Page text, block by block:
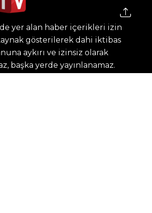
yer alan haber içerikleri izin
gösterilerek dahi iktibas
aykırı ve izinsiz olarak
başka yerde yayınlanamaz.